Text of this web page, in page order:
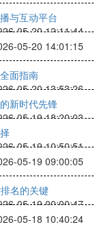
与互动平台
05-20 12:11:44
05-20 14:01:15
面指南
05-20 13:53:26
新时代先锋
05-19 18:20:03
05-19 10:50:51
05-19 09:00:05
名的关键
05-19 00:00:47
05-18 10:40:24